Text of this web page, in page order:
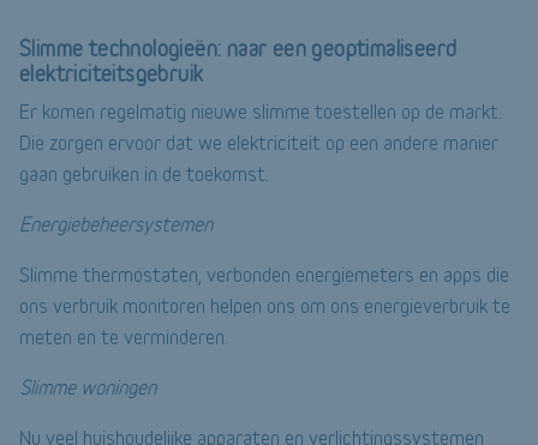
Slimme technologieën: naar een geoptimaliseerd
elektriciteitsgebruik
Er komen regelmatig nieuwe slimme toestellen op de markt.
Die zorgen ervoor dat we elektriciteit op een andere manier
gaan gebruiken in de toekomst.
Energiebeheersystemen
Slimme thermostaten, verbonden energiemeters en apps die
ons verbruik monitoren helpen ons om ons energieverbruik te
meten en te verminderen.
Slimme woningen
Nu veel huishoudelijke apparaten en verlichtingssystemen